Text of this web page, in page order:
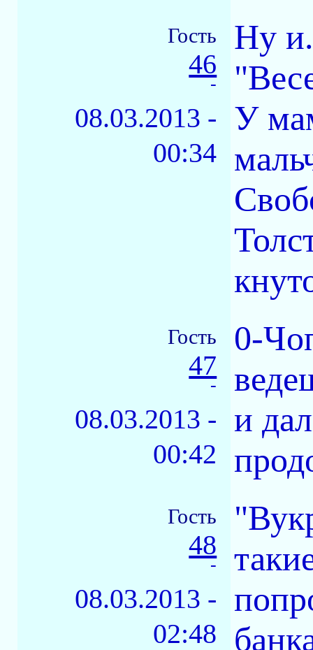
Гость
46
-
08.03.2013 -
00:34
Ну
У
Гость
47
-
08.03.2013 -
00:42
0-
и
Гость
48
-
08.03.2013 -
02:48